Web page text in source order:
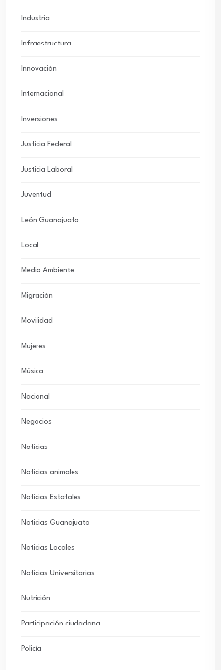
Industria
Infraestructura
Innovación
Internacional
Inversiones
Justicia Federal
Justicia Laboral
Juventud
León Guanajuato
Local
Medio Ambiente
Migración
Movilidad
Mujeres
Música
Nacional
Negocios
Noticias
Noticias animales
Noticias Estatales
Noticias Guanajuato
Noticias Locales
Noticias Universitarias
Nutrición
Participación ciudadana
Policía